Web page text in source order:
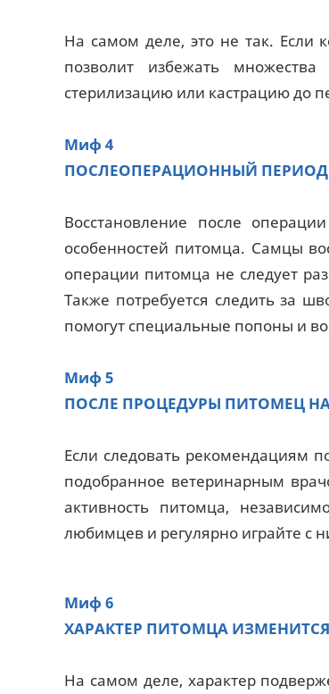
На самом деле, это не так. Если
позволит избежать
стерилизацию или кастрацию до
Миф 4
ПОСЛЕОПЕРАЦИОННЫЙ
Восстановление после
особенностей питомца. Самцы
операции питомца не следует
Также потребуется следить за
помогут специальные попоны и
Миф 5
ПОСЛЕ ПРОЦЕДУРЫ ПИТОМЕЦ
Если следовать рекомендациям
подобранное ветеринарным
активность питомца,
любимцев и регулярно играйте с
Миф 6
ХАРАКТЕР ПИТОМЦА
На самом деле, характер